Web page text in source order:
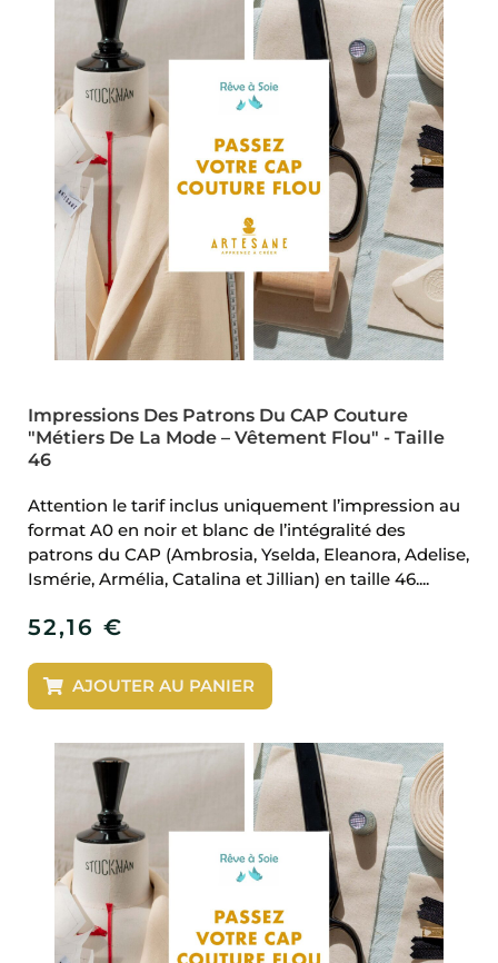
Impressions Des Patrons Du CAP Couture
"Métiers De La Mode – Vêtement Flou" - Taille
46
Attention le tarif inclus uniquement l’impression au
format A0 en noir et blanc de l’intégralité des
patrons du CAP (Ambrosia, Yselda, Eleanora, Adelise,
Ismérie, Armélia, Catalina et Jillian) en taille 46....
52,16 €
AJOUTER AU PANIER